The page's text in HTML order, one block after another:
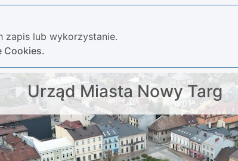
zapis lub wykorzystanie.
Cookies.
Urząd Miasta Nowy Targ